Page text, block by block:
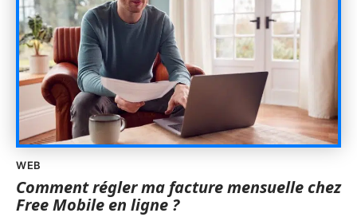
WEB
Comment régler ma facture mensuelle chez
Free Mobile en ligne ?